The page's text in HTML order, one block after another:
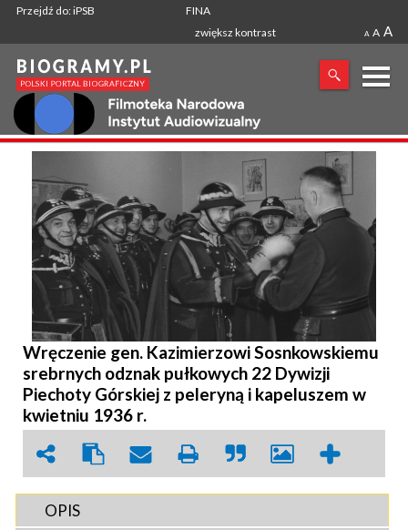
Przejdź do: iPSB
FINA
zwiększ kontrast
A A A
X
SZUKANA FRAZA
Wręczenie gen. Kazimierzowi Sosnkowskiemu
srebrnych odznak pułkowych 22 Dywizji
Piechoty Górskiej z peleryną i kapeluszem w
kwietniu 1936 r.
OPIS